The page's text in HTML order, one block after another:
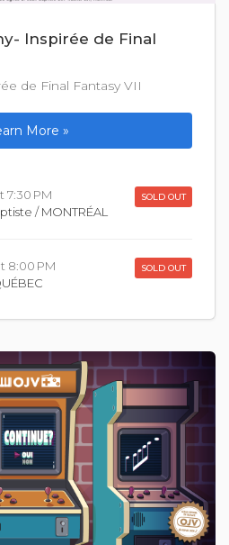
Inspirée de Final
de Final Fantasy VII
More »
7:30 PM SOLD OUT
/ MONTRÉAL
8:00 PM SOLD OUT